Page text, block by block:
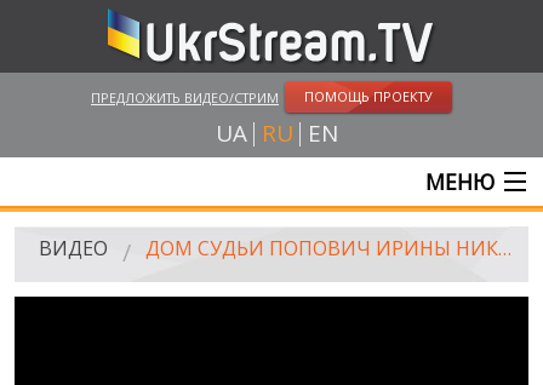
ПРЕДЛОЖИТЬ ВИДЕО/СТРИМ ПОМОЩЬ ПРОЕКТУ
UA RU EN
МЕНЮ
ГЛАВНАЯ
ВИДЕО ДОМ СУДЬИ ПОПОВИЧ ИРИНЫ НИКОЛАЕВНЫ, ХАРЬКОВСКАЯ ОБЛАСТЬ